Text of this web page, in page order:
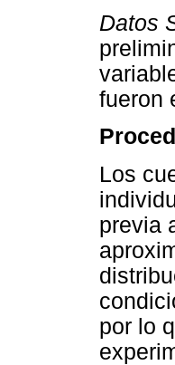
Datos
fueron
Los
previa
por lo